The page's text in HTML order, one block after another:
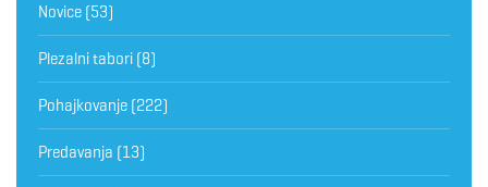
Novice (53)
Plezalni tabori (8)
Pohajkovanje (222)
Predavanja (13)